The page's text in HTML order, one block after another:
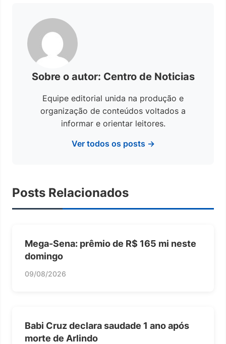
Sobre o autor: Centro de Noticias
Equipe editorial unida na produção e
organização de conteúdos voltados a
informar e orientar leitores.
Ver todos os posts →
Posts Relacionados
Mega-Sena: prêmio de R$ 165 mi neste
domingo
09/08/2026
Babi Cruz declara saudade 1 ano após
morte de Arlindo